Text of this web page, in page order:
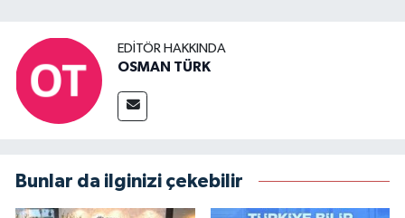
EDITÖR HAKKINDA
OSMAN TÜRK
Bunlar da ilginizi çekebilir